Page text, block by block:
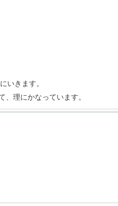
いきます。
、理にかなっています。